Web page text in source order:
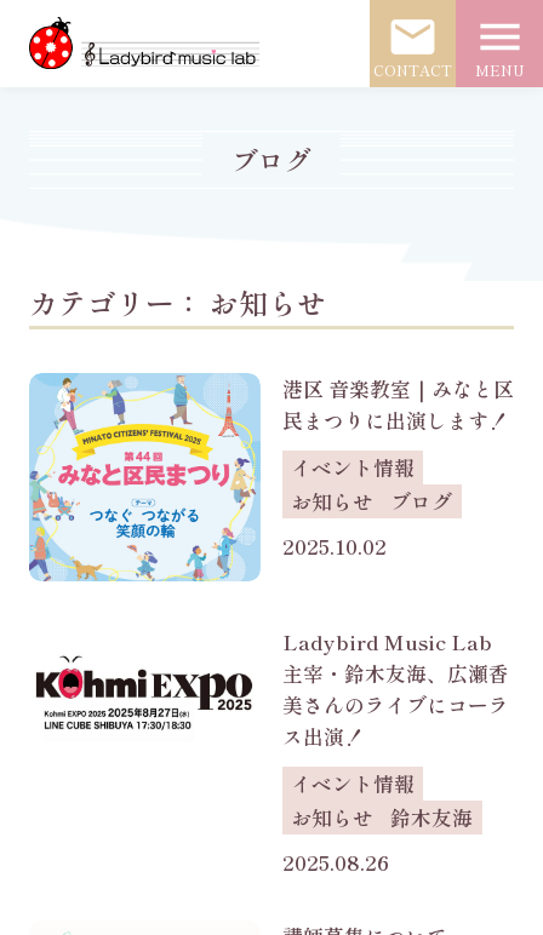
mail
CONTACT
menu
MENU
ブログ
カテゴリー： お知らせ
港区 音楽教室｜みなと区
民まつりに出演します！
イベント情報
お知らせ
ブログ
2025.10.02
Ladybird Music Lab
主宰・鈴木友海、広瀬香
美さんのライブにコーラ
ス出演！
イベント情報
お知らせ
鈴木友海
2025.08.26